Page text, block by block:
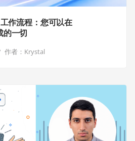
作流程：您可以在
的一切
作者：Krystal